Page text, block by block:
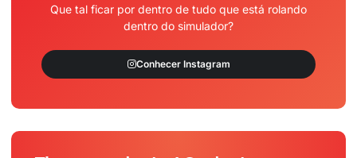
Que tal ficar por dentro de tudo que está rolando
dentro do simulador?
Conhecer Instagram